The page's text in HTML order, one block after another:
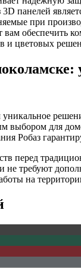
панелей
при
вам обеспечить
цветовых
выбором для
Робаз
перед
требуют
на